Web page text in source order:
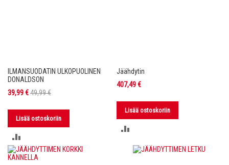
ILMANSUODATIN ULKOPUOLINEN
DONALDSON
Tarjoushinta
39,99 €49,99 €
Lisää ostoskoriin
VERTAILUUN
Jäähdytin
407,49 €
Lisää ostoskoriin
VERTAILUUN